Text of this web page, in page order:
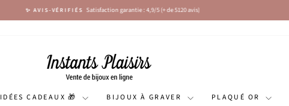
Diaporama
✨ AVIS-VÉRIFIÉS Satisfaction garantie : 4,9/5 (+ de 5120 avis)
IDÉES CADEAUX 🎁 BIJOUX À GRAVER PLAQUÉ OR